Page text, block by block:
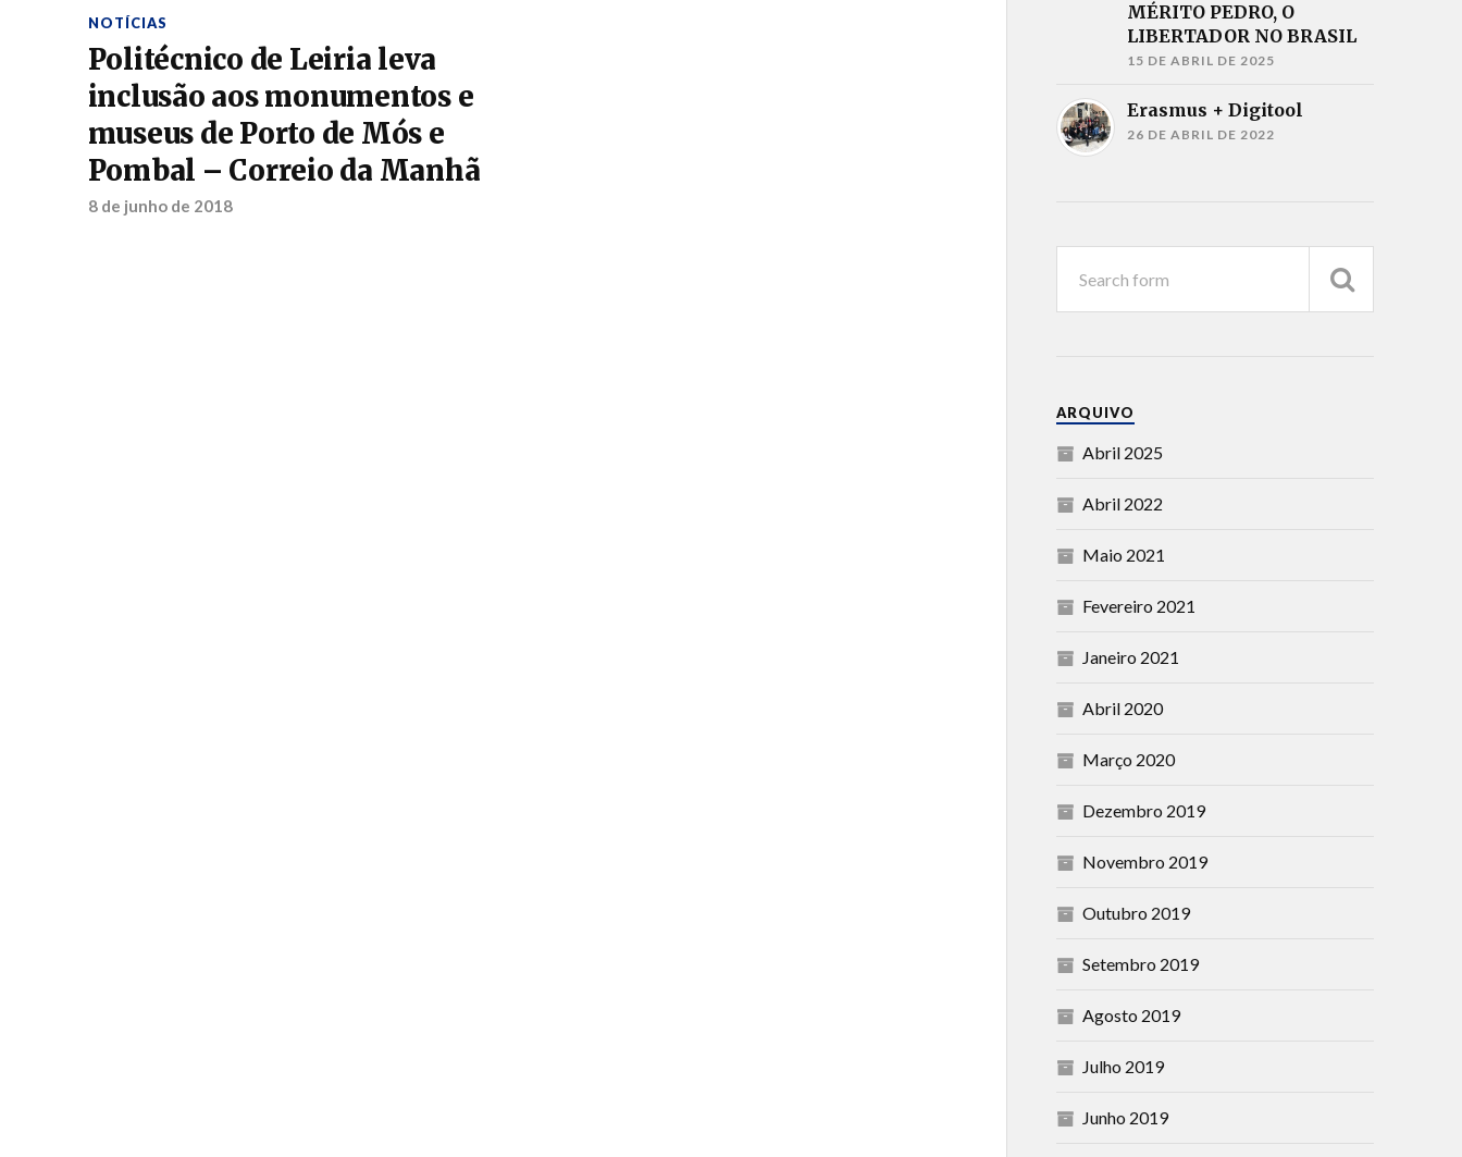
NOTÍCIAS
Politécnico de Leiria leva
inclusão aos monumentos e
museus de Porto de Mós e
Pombal – Correio da Manhã
8 de junho de 2018
MÉRITO PEDRO, O
LIBERTADOR NO BRASIL
15 DE ABRIL DE 2025
Erasmus + Digitool
26 DE ABRIL DE 2022
ARQUIVO
Abril 2025
Abril 2022
Maio 2021
Fevereiro 2021
Janeiro 2021
Abril 2020
Março 2020
Dezembro 2019
Novembro 2019
Outubro 2019
Setembro 2019
Agosto 2019
Julho 2019
Junho 2019